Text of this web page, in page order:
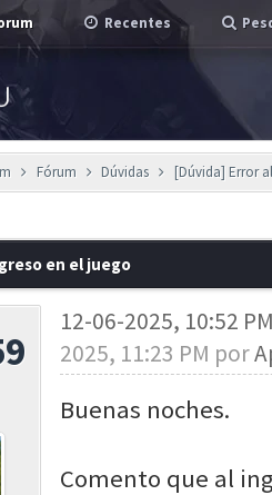
Recentes
Fórum Dúvidas [Dúvida] Error
en el juego
12-06-2025, 10:52
2025, 11:23 PM por
Buenas noches.
Comento que al